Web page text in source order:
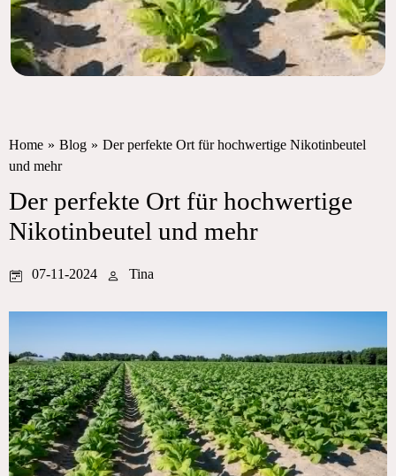
Home » Blog » Der perfekte Ort für hochwertige Nikotinbeutel
und mehr
Der perfekte Ort für hochwertige
Nikotinbeutel und mehr
07-11-2024 Tina